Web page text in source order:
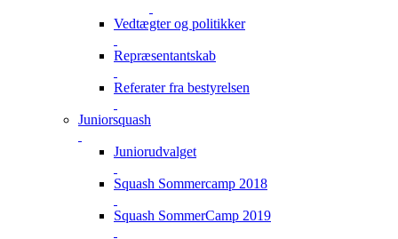
Vedtægter og politikker
Repræsentantskab
Referater fra bestyrelsen
Juniorsquash
Juniorudvalget
Squash Sommercamp 2018
Squash SommerCamp 2019